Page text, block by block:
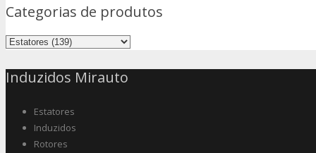
Categorias de produtos
Induzidos Mirauto
Estatores
Induzidos
Rotores